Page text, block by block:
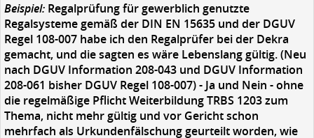
Beispiel: Regalprüfung für gewerblich genutzte
Regalsysteme gemäß der DIN EN 15635 und der DGUV
Regel 108-007 habe ich den Regalprüfer bei der Dekra
gemacht, und die sagten es wäre Lebenslang gültig. (Neu
nach DGUV Information 208-043 und DGUV Information
208-061 bisher DGUV Regel 108-007) - Ja und Nein - ohne
die regelmäßige Pflicht Weiterbildung TRBS 1203 zum
Thema, nicht mehr gültig und vor Gericht schon
mehrfach als Urkundenfälschung geurteilt worden, wie